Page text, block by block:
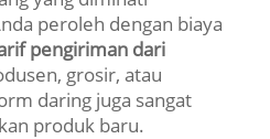
peroleh dengan biaya
pengiriman dari
grosir, atau
daring juga sangat
produk baru.